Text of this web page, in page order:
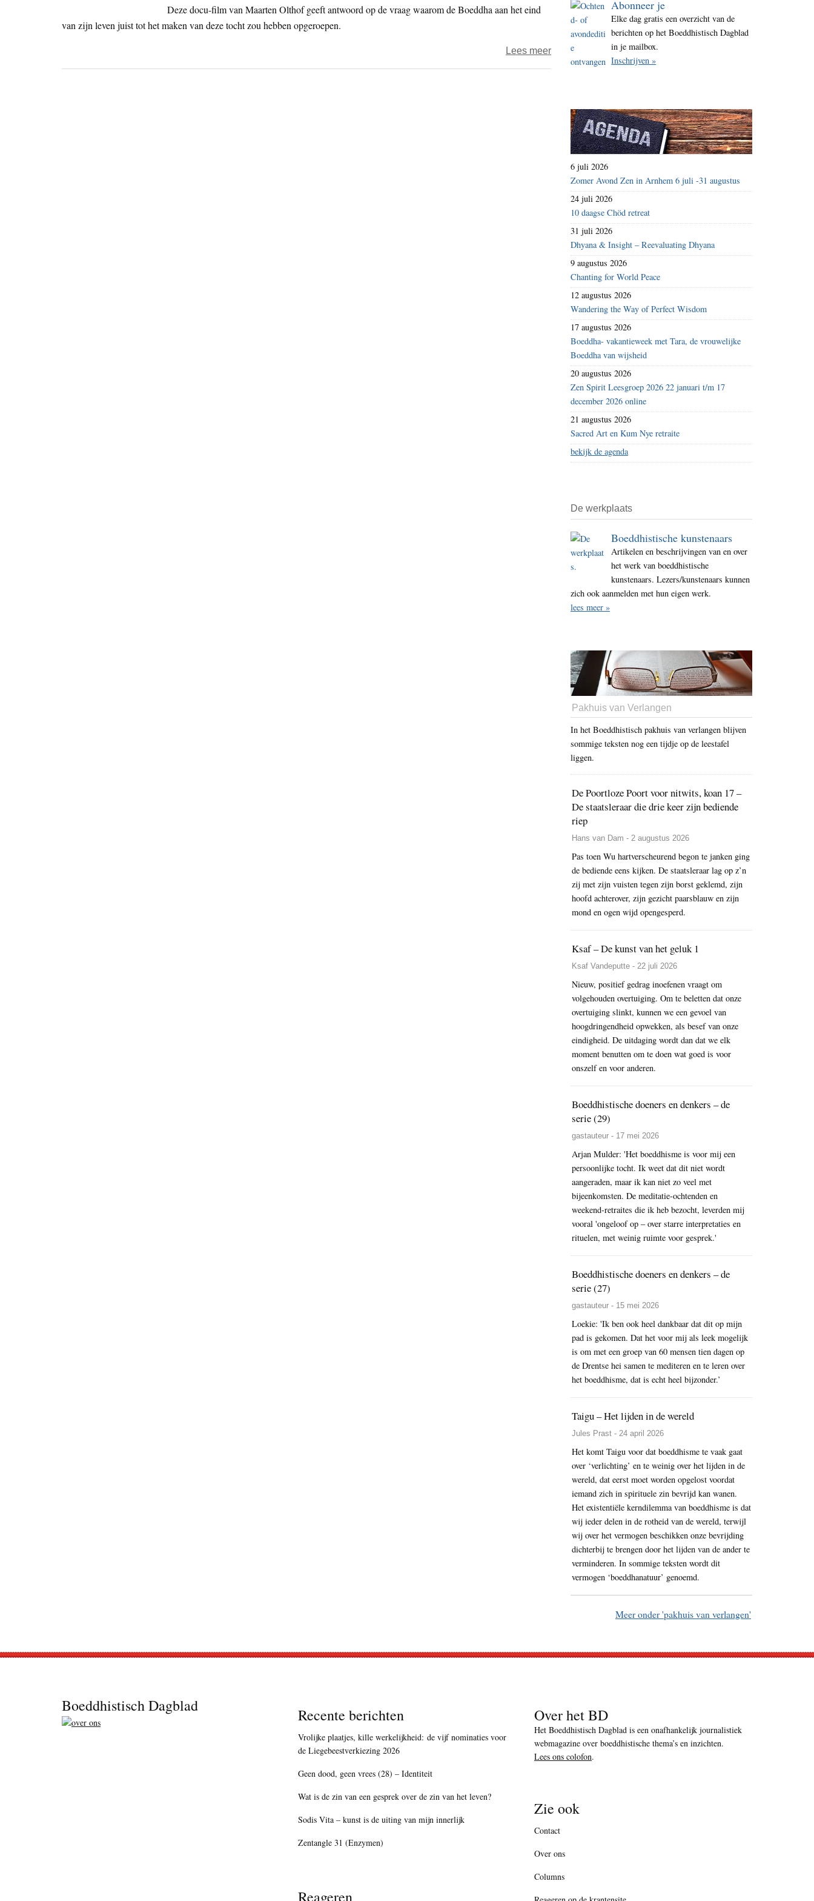
i
t
Deze docu-film van Maarten Olthof geeft antwoord op de vraag waarom de Boeddha aan het eind
van zijn leven juist tot het maken van deze tocht zou hebben opgeroepen.
Lees meerover
‘Going
documentaire
30NOW
Abonneer je
Elke dag gratis een overzicht van de
berichten op het Boeddhistisch Dagblad
in je mailbox.
Inschrijven »
6 juli 2026
Zomer Avond Zen in Arnhem 6 juli -31 augustus
24 juli 2026
10 daagse Chöd retreat
31 juli 2026
Dhyana & Insight – Reevaluating Dhyana
9 augustus 2026
Chanting for World Peace
12 augustus 2026
Wandering the Way of Perfect Wisdom
17 augustus 2026
Boeddha- vakantieweek met Tara, de vrouwelijke
Boeddha van wijsheid
20 augustus 2026
Zen Spirit Leesgroep 2026 22 januari t/m 17
december 2026 online
21 augustus 2026
Sacred Art en Kum Nye retraite
bekijk de agenda
De werkplaats
Boeddhistische kunstenaars
Artikelen en beschrijvingen van en over
het werk van boeddhistische
kunstenaars. Lezers/kunstenaars kunnen
zich ook aanmelden met hun eigen werk.
lees meer »
Pakhuis van Verlangen
In het Boeddhistisch pakhuis van verlangen blijven
sommige teksten nog een tijdje op de leestafel
liggen.
De Poortloze Poort voor nitwits, koan 17 –
De staatsleraar die drie keer zijn bediende
riep
Hans van Dam - 2 augustus 2026
Pas toen Wu hartverscheurend begon te janken ging
de bediende eens kijken. De staatsleraar lag op z’n
zij met zijn vuisten tegen zijn borst geklemd, zijn
hoofd achterover, zijn gezicht paarsblauw en zijn
mond en ogen wijd opengesperd.
Ksaf – De kunst van het geluk 1
Ksaf Vandeputte - 22 juli 2026
Nieuw, positief gedrag inoefenen vraagt om
volgehouden overtuiging. Om te beletten dat onze
overtuiging slinkt, kunnen we een gevoel van
hoogdringendheid opwekken, als besef van onze
eindigheid. De uitdaging wordt dan dat we elk
moment benutten om te doen wat goed is voor
onszelf en voor anderen.
Boeddhistische doeners en denkers – de
serie (29)
gastauteur - 17 mei 2026
Arjan Mulder: 'Het boeddhisme is voor mij een
persoonlijke tocht. Ik weet dat dit niet wordt
aangeraden, maar ik kan niet zo veel met
bijeenkomsten. De meditatie-ochtenden en
weekend-retraites die ik heb bezocht, leverden mij
vooral 'ongeloof op – over starre interpretaties en
rituelen, met weinig ruimte voor gesprek.'
Boeddhistische doeners en denkers – de
serie (27)
gastauteur - 15 mei 2026
Loekie: 'Ik ben ook heel dankbaar dat dit op mijn
pad is gekomen. Dat het voor mij als leek mogelijk
is om met een groep van 60 mensen tien dagen op
de Drentse hei samen te mediteren en te leren over
het boeddhisme, dat is echt heel bijzonder.’
Taigu – Het lijden in de wereld
Jules Prast - 24 april 2026
Het komt Taigu voor dat boeddhisme te vaak gaat
over ‘verlichting’ en te weinig over het lijden in de
wereld, dat eerst moet worden opgelost voordat
iemand zich in spirituele zin bevrijd kan wanen.
Het existentiële kerndilemma van boeddhisme is dat
wij ieder delen in de rotheid van de wereld, terwijl
wij over het vermogen beschikken onze bevrijding
dichterbij te brengen door het lijden van de ander te
verminderen. In sommige teksten wordt dit
vermogen ‘boeddhanatuur’ genoemd.
Meer onder 'pakhuis van verlangen'
Boeddhistisch Dagblad Recente berichten
Vrolijke plaatjes, kille werkelijkheid: de vijf nominaties voor
de Liegebeestverkiezing 2026
Geen dood, geen vrees (28) – Identiteit
Wat is de zin van een gesprek over de zin van het leven?
Sodis Vita – kunst is de uiting van mijn innerlijk
Zentangle 31 (Enzymen)
Reageren
Over het BD
Het Boeddhistisch Dagblad is een onafhankelijk journalistiek
webmagazine over boeddhistische thema’s en inzichten.
Lees ons colofon.
Zie ook
Contact
Over ons
Columns